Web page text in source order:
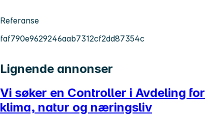
Referanse
faf790e9629246aab7312cf2dd87354c
Lignende annonser
Vi søker en Controller i Avdeling for
klima, natur og næringsliv